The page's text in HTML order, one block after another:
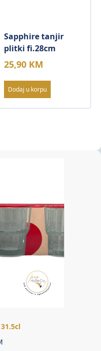
Sapphire tanjir
plitki fi.28cm
25,90 KM
Dodaj u korpu